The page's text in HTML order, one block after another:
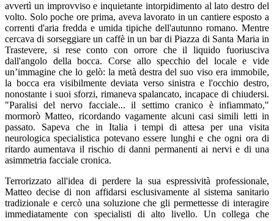
avvertì un improvviso e inquietante intorpidimento al lato destro del
volto. Solo poche ore prima, aveva lavorato in un cantiere esposto a
correnti d'aria fredda e umida tipiche dell'autunno romano. Mentre
cercava di sorseggiare un caffè in un bar di Piazza di Santa Maria in
Trastevere, si rese conto con orrore che il liquido fuoriusciva
dall'angolo della bocca. Corse allo specchio del locale e vide
un’immagine che lo gelò: la metà destra del suo viso era immobile,
la bocca era visibilmente deviata verso sinistra e l'occhio destro,
nonostante i suoi sforzi, rimaneva spalancato, incapace di chiudersi.
"Paralisi del nervo facciale... il settimo cranico è infiammato,"
mormorò Matteo, ricordando vagamente alcuni casi simili letti in
passato. Sapeva che in Italia i tempi di attesa per una visita
neurologica specialistica potevano essere lunghi e che ogni ora di
ritardo aumentava il rischio di danni permanenti ai nervi e di una
asimmetria facciale cronica.
Terrorizzato all'idea di perdere la sua espressività professionale,
Matteo decise di non affidarsi esclusivamente al sistema sanitario
tradizionale e cercò una soluzione che gli permettesse di interagire
immediatamente con specialisti di alto livello. Un collega che